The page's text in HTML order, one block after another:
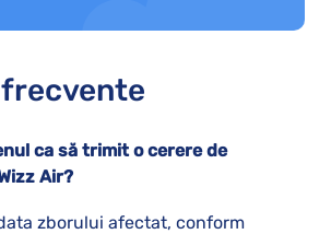
ca să trimit o cerere de
Air?
zborului afectat, conform